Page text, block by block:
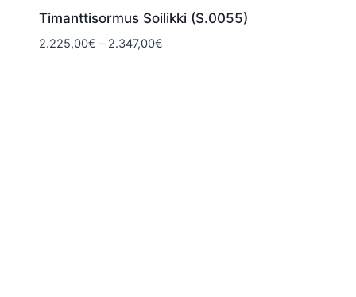
Timanttisormus Soilikki (S.0055)
2.225,00€ – 2.347,00€Hintaluokka: